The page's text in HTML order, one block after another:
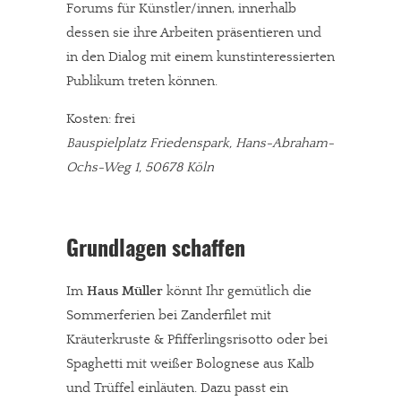
Forums für Künstler/innen, innerhalb
dessen sie ihre Arbeiten präsentieren und
in den Dialog mit einem kunstinteressierten
Publikum treten können.
Kosten: frei
Bauspielplatz Friedenspark, Hans-Abraham-
Ochs-Weg 1, 50678 Köln
Grundlagen schaffen
Im Haus Müller könnt Ihr gemütlich die
Sommerferien bei Zanderfilet mit
Kräuterkruste & Pfifferlingsrisotto oder bei
Spaghetti mit weißer Bolognese aus Kalb
und Trüffel einläuten. Dazu passt ein